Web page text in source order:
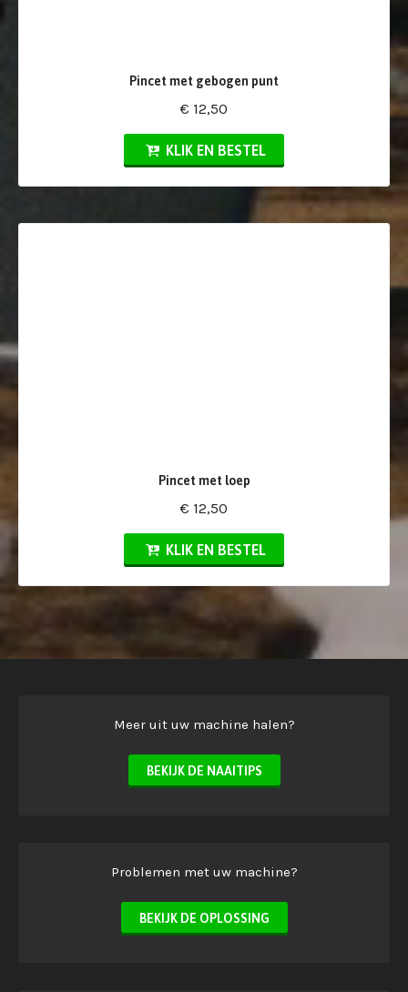
Pincet met gebogen punt
€ 12,50
KLIK EN BESTEL
Pincet met loep
€ 12,50
KLIK EN BESTEL
Meer uit uw machine halen?
BEKIJK DE NAAITIPS
Problemen met uw machine?
BEKIJK DE OPLOSSING